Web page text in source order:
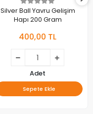
Silver Ball Yavru Gelişim
Hapı 200 Gram
400,00 TL
Adet
Sepete Ekle